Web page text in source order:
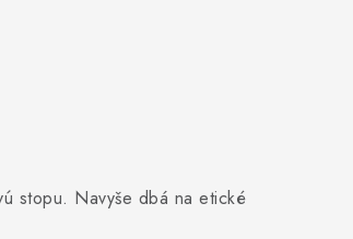
stopu. Navyše dbá na etické